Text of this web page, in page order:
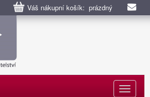
Váš nákupní košík: prázdný